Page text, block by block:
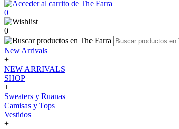
0
0
New Arrivals
+
NEW ARRIVALS
SHOP
+
Sweaters y Ruanas
Camisas y Tops
Vestidos
+